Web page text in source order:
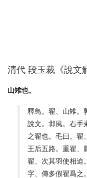
清代 段玉裁《說文
山雉也。
釋鳥。翟、山雉。
說文。邶風。右手
之翟也。毛曰。翟
王后五路。重翟、
翟、次其羽使相迫
字、傳多假翟爲之。